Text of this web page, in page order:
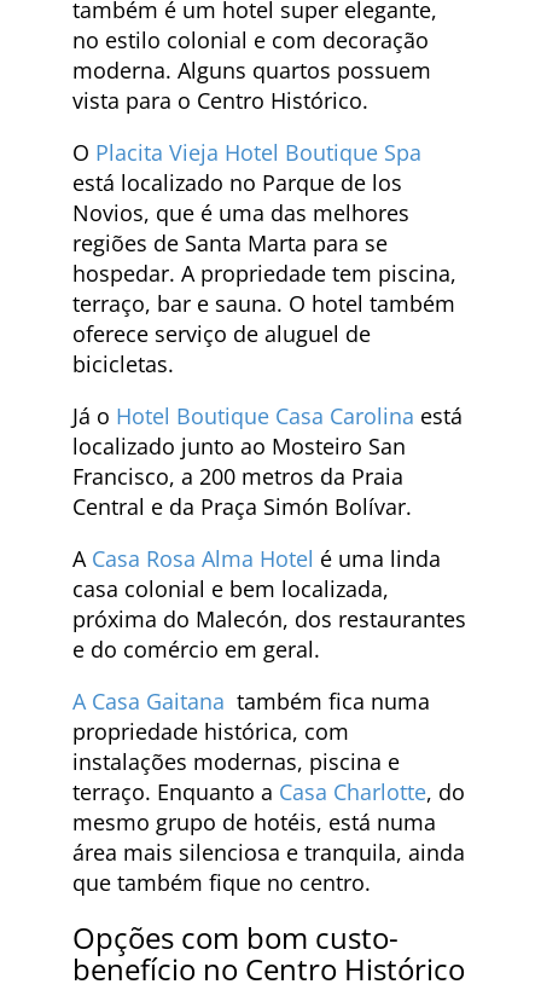
também é um hotel super elegante,
no estilo colonial e com decoração
moderna. Alguns quartos possuem
vista para o Centro Histórico.
O Placita Vieja Hotel Boutique Spa
está localizado no Parque de los
Novios, que é uma das melhores
regiões de Santa Marta para se
hospedar. A propriedade tem piscina,
terraço, bar e sauna. O hotel também
oferece serviço de aluguel de
bicicletas.
Já o Hotel Boutique Casa Carolina está
localizado junto ao Mosteiro San
Francisco, a 200 metros da Praia
Central e da Praça Simón Bolívar.
A Casa Rosa Alma Hotel é uma linda
casa colonial e bem localizada,
próxima do Malecón, dos restaurantes
e do comércio em geral.
A Casa Gaitana também fica numa
propriedade histórica, com
instalações modernas, piscina e
terraço. Enquanto a Casa Charlotte, do
mesmo grupo de hotéis, está numa
área mais silenciosa e tranquila, ainda
que também fique no centro.
Opções com bom custo-
benefício no Centro Histórico